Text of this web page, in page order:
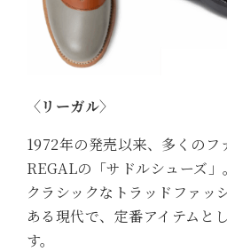
〈リーガル〉
1972年の発売以来、多くのフ
REGALの「サドルシューズ」。
クラシックなトラッドファッ
ある現代で、定番アイテムと
す。